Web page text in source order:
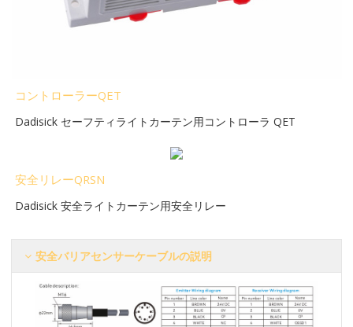
コントローラーQET
Dadisick セーフティライトカーテン用コントローラ QET
安全リレーQRSN
Dadisick 安全ライトカーテン用安全リレー
安全バリアセンサーケーブルの説明